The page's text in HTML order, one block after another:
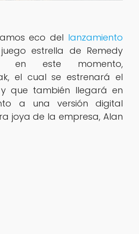
eco del lanzamiento
estrella de Remedy
en este momento,
el cual se estrenará el
que también llegará en
a una versión digital
joya de la empresa, Alan